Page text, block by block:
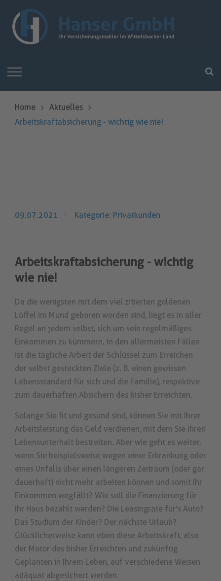
Home
Aktuelles
Arbeitskraftabsicherung - wichtig wie nie!
09.07.2021 Kategorie: Privatkunden
Arbeitskraftabsicherung - wichtig
wie nie!
Da die wenigsten mit dem viel zitierten goldenen
Löffel im Mund geboren worden sind, liegt es in aller
Regel an jedem selbst, sich um sein regelmäßiges
Einkommen zu kümmern. In den allermeisten Fällen
ist die tägliche Arbeit der Schlüssel zum Erreichen
der selbst gesteckten Ziele (z. B. einen gewissen
Lebensstandard für sich und die Familie), respektive
zum dauerhaften Absichern des bisher Erreichten.
Solange Sie fit und gesund sind, können Sie mit Ihrer
Arbeitsleistung das Geld verdienen, mit dem Sie Ihren
Lebensunterhalt bestreiten. Aber wie geht es weiter,
wenn Sie beispielsweise wegen einer Erkrankung oder
eines Unfalls über einen längeren Zeitraum (oder gar
dauerhaft) nicht mehr arbeiten können und somit Ihr
Einkommen wegfällt? Wie soll die Finanzierung für
Ihr Haus bezahlt werden? Die Leasingrate für's Auto?
Das Studium der Kinder? Der nächste Urlaub?
Glücklicherweise kann eben diese Arbeitskraft, also
der Motor des bisher Erreichten und zukünftig
Geplanten in Ihrem Leben, auf verschiedene Weisen
adäquat abgesichert werden.